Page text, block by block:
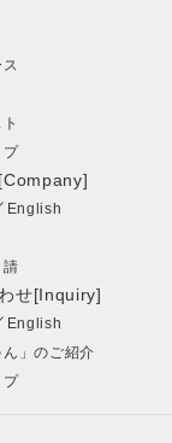
プ
English
請
せ[Inquiry]
English
ん」のご紹介
プ